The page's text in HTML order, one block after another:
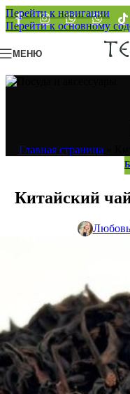
Перейти к навигации
Перейти к основному
МЕНЮ
Главная страница
Китайский